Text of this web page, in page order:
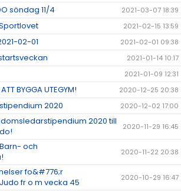
söndag 11/4 2021-03-07 18:39
2021-02-15 13:59
02-01 2021-02-01 09:38
2021-01-14 10:17
2021-01-09 12:31
BYGGA UTEGYM! 2020-12-25 20:38
2020 2020-12-02 17:00
2020 till
2020-11-29 16:45
och
2020-11-22 20:38
fo&#776;r
fr o m vecka 45
2020-10-29 16:47